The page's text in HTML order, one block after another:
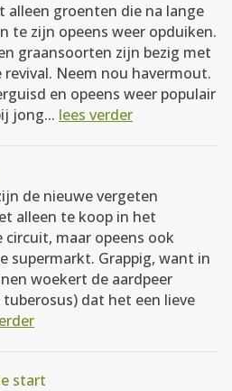
alleen groenten die na lange
te zijn opeens weer opduiken.
graansoorten zijn bezig met
revival. Neem nou havermout.
en opeens weer populair
jong... lees verder
de nieuwe vergeten
alleen te koop in het
circuit, maar opeens ook
supermarkt. Grappig, want in
woekert de aardpeer
dat het een lieve
start